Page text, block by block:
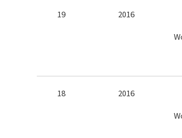
19 2016
18 2016